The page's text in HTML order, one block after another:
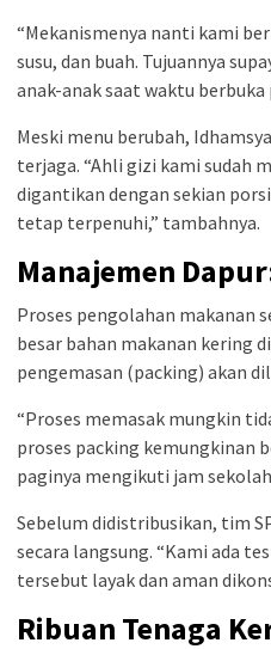
“Mekanismenya nanti kami
susu, dan buah. Tujuannya
anak-anak saat waktu berbuka
Meski menu berubah,
terjaga. “Ahli gizi kami sudah
digantikan dengan sekian
tetap terpenuhi,” tambahnya.
Manajemen
Proses pengolahan makanan
besar bahan makanan kering
pengemasan (packing) akan
“Proses memasak mungkin
proses packing kemungkinan
paginya mengikuti jam
Sebelum didistribusikan, tim
secara langsung. “Kami ada
tersebut layak dan aman
Ribuan Tenaga